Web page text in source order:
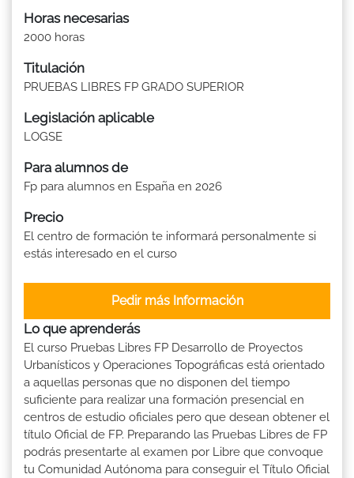
Horas necesarias
2000 horas
Titulación
PRUEBAS LIBRES FP GRADO SUPERIOR
Legislación aplicable
LOGSE
Para alumnos de
Fp para alumnos en España en 2026
Precio
El centro de formación te informará personalmente si
estás interesado en el curso
Pedir más Información
Lo que aprenderás
El curso Pruebas Libres FP Desarrollo de Proyectos
Urbanísticos y Operaciones Topográficas está orientado
a aquellas personas que no disponen del tiempo
suficiente para realizar una formación presencial en
centros de estudio oficiales pero que desean obtener el
título Oficial de FP. Preparando las Pruebas Libres de FP
podrás presentarte al examen por Libre que convoque
tu Comunidad Autónoma para conseguir el Título Oficial